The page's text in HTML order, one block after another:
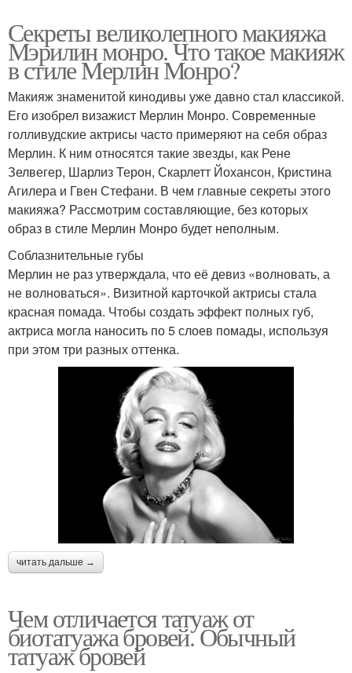
Секреты великолепного макияжа
Мэрилин монро. Что такое макияж
в стиле Мерлин Монро?
Макияж знаменитой кинодивы уже давно стал классикой.
Его изобрел визажист Мерлин Монро. Современные
голливудские актрисы часто примеряют на себя образ
Мерлин. К ним относятся такие звезды, как Рене
Зелвегер, Шарлиз Терон, Скарлетт Йохансон, Кристина
Агилера и Гвен Стефани. В чем главные секреты этого
макияжа? Рассмотрим составляющие, без которых
образ в стиле Мерлин Монро будет неполным.
Соблазнительные губы
Мерлин не раз утверждала, что её девиз «волновать, а
не волноваться». Визитной карточкой актрисы стала
красная помада. Чтобы создать эффект полных губ,
актриса могла наносить по 5 слоев помады, используя
при этом три разных оттенка.
читать дальше →
Чем отличается татуаж от
биотатуажа бровей. Обычный
татуаж бровей